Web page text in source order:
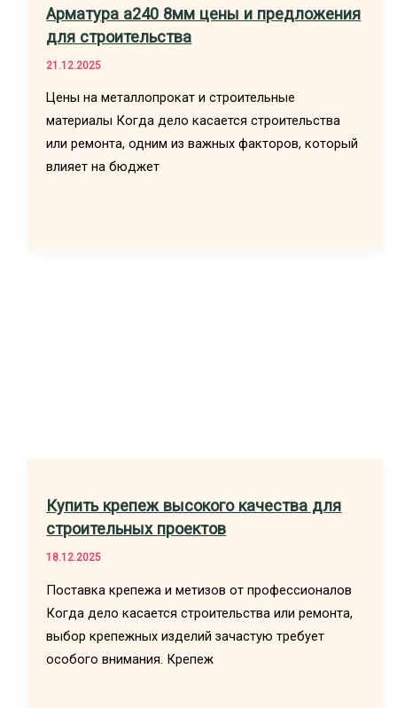
Арматура а240 8мм цены и предложения
для строительства
21.12.2025
Цены на металлопрокат и строительные
материалы Когда дело касается строительства
или ремонта, одним из важных факторов, который
влияет на бюджет
Купить крепеж высокого качества для
строительных проектов
18.12.2025
Поставка крепежа и метизов от профессионалов
Когда дело касается строительства или ремонта,
выбор крепежных изделий зачастую требует
особого внимания. Крепеж